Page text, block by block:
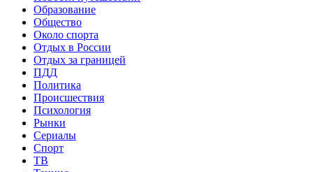
Образование
Общество
Около спорта
Отдых в России
Отдых за границей
ПДД
Политика
Происшествия
Психология
Рынки
Сериалы
Спорт
ТВ